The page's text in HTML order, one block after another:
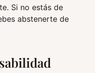
Si no estás de
abstenerte de